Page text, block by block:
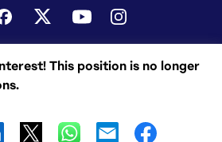
This position is no longer